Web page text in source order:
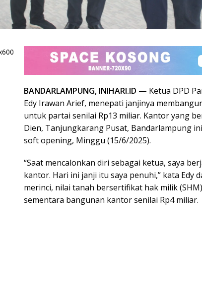
BANDARLAMPUNG, INIHARI.ID — Ketua DPD
Edy Irawan Arief, menepati janjinya
untuk partai senilai Rp13 miliar. Kantor yang
Dien, Tanjungkarang Pusat, Bandarlampung
soft opening, Minggu (15/6/2025).
“Saat mencalonkan diri sebagai ketua, saya
kantor. Hari ini janji itu saya penuhi,” kata Edy
merinci, nilai tanah bersertifikat hak milik
sementara bangunan kantor senilai Rp4 miliar.